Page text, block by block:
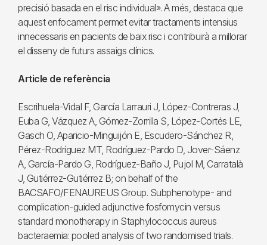
precisió basada en el risc individual». A més, destaca que
aquest enfocament permet evitar tractaments intensius
innecessaris en pacients de baix risc i contribuirà a millorar
el disseny de futurs assaigs clínics.
Article de referència
Escrihuela-Vidal F, García Larrauri J, López-Contreras J,
Euba G, Vázquez A, Gómez-Zorrilla S, López-Cortés LE,
Gasch O, Aparicio-Minguijón E, Escudero-Sánchez R,
Pérez-Rodríguez MT, Rodríguez-Pardo D, Jover-Sáenz
A, García-Pardo G, Rodríguez-Baño J, Pujol M, Carratalà
J, Gutiérrez-Gutiérrez B; on behalf of the
BACSAFO/FENAUREUS Group. Subphenotype- and
complication-guided adjunctive fosfomycin versus
standard monotherapy in Staphylococcus aureus
bacteraemia: pooled analysis of two randomised trials.